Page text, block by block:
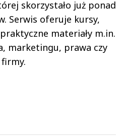
skorzystało już ponad
Serwis oferuje kursy,
materiały m.in.
marketingu, prawa czy